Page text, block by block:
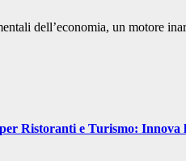
dell’economia, un motore
Ristoranti e Turismo: Innova